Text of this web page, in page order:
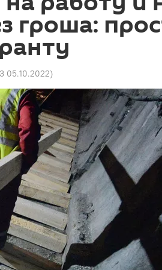
гроша:
05.10.2022)